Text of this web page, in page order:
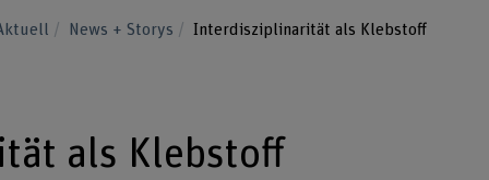
News + Storys Interdisziplinarität als Klebstoff
als Klebstoff